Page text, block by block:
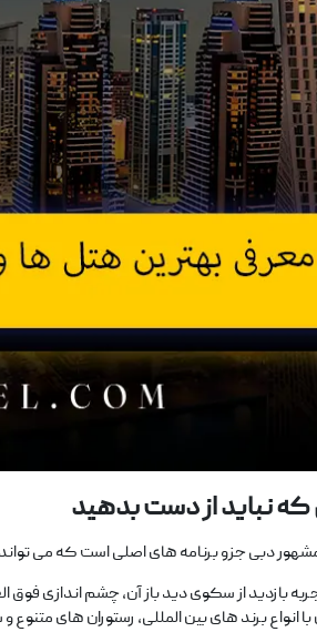
نباید از دست بدهید
مشهور دبی جزو برنامه ‌های اصلی است که می
بازدید از سکوی دید باز آن، چشم ‌اندازی
انواع برند های بین ‌المللی، رستوران‌ های